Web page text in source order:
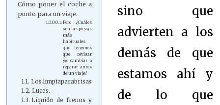
Cómo poner el coche a
punto para un viaje.
Pero ¿Cuáles
son las piezas
más
habituales
que tenemos
que revisar
y/o cambiar o
reparar antes
de un viaje?
Los limpiaparabrisas
Luces.
Líquido de frenos y
sino que
advierten a los
demás de que
estamos ahí y
de lo que